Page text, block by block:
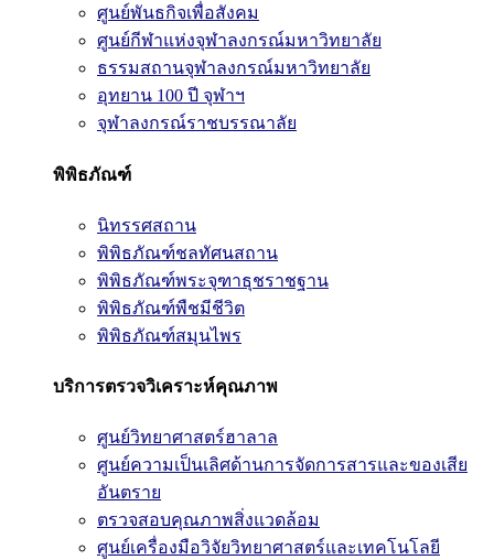
ศูนย์พันธกิจเพื่อสังคม
ศูนย์กีฬาแห่งจุฬาลงกรณ์มหาวิทยาลัย
ธรรมสถานจุฬาลงกรณ์มหาวิทยาลัย
อุทยาน 100 ปี จุฬาฯ
จุฬาลงกรณ์ราชบรรณาลัย
พิพิธภัณฑ์
นิทรรศสถาน
พิพิธภัณฑ์ชลทัศนสถาน
พิพิธภัณฑ์พระจุฑาธุชราชฐาน
พิพิธภัณฑ์พืชมีชีวิต
พิพิธภัณฑ์สมุนไพร
บริการตรวจวิเคราะห์คุณภาพ
ศูนย์วิทยาศาสตร์ฮาลาล
ศูนย์ความเป็นเลิศด้านการจัดการสารและของเสีย
อันตราย
ตรวจสอบคุณภาพสิ่งแวดล้อม
ศูนย์เครื่องมือวิจัยวิทยาศาสตร์และเทคโนโลยี